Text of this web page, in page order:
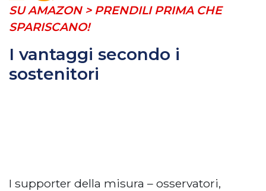
SU AMAZON > PRENDILI PRIMA CHE
SPARISCANO!
I vantaggi secondo i
sostenitori
I supporter della misura – osservatori,